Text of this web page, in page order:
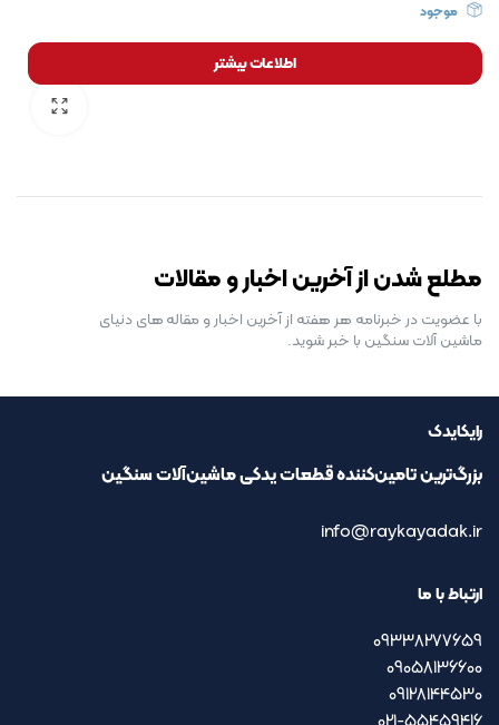
موجود
اطلاعات بیشتر
مطلع شدن از آخرین اخبار و مقالات
با عضویت در خبرنامه هر هفته از آخرین اخبار و مقاله های دنیای
ماشین آلات سنگین با خبر شوید.
رایکایدک
بزرگ‌ترین تامین‌کننده قطعات یدکی ماشین‌آلات سنگین
info@raykayadak.ir
ارتباط با ما
09338277659
09058136600
09128144530